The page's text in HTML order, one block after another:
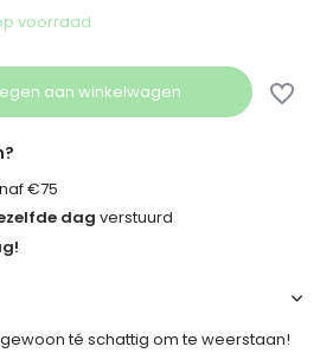
voorraad
aan winkelwagen
€75
dag verstuurd
té schattig om te weerstaan!